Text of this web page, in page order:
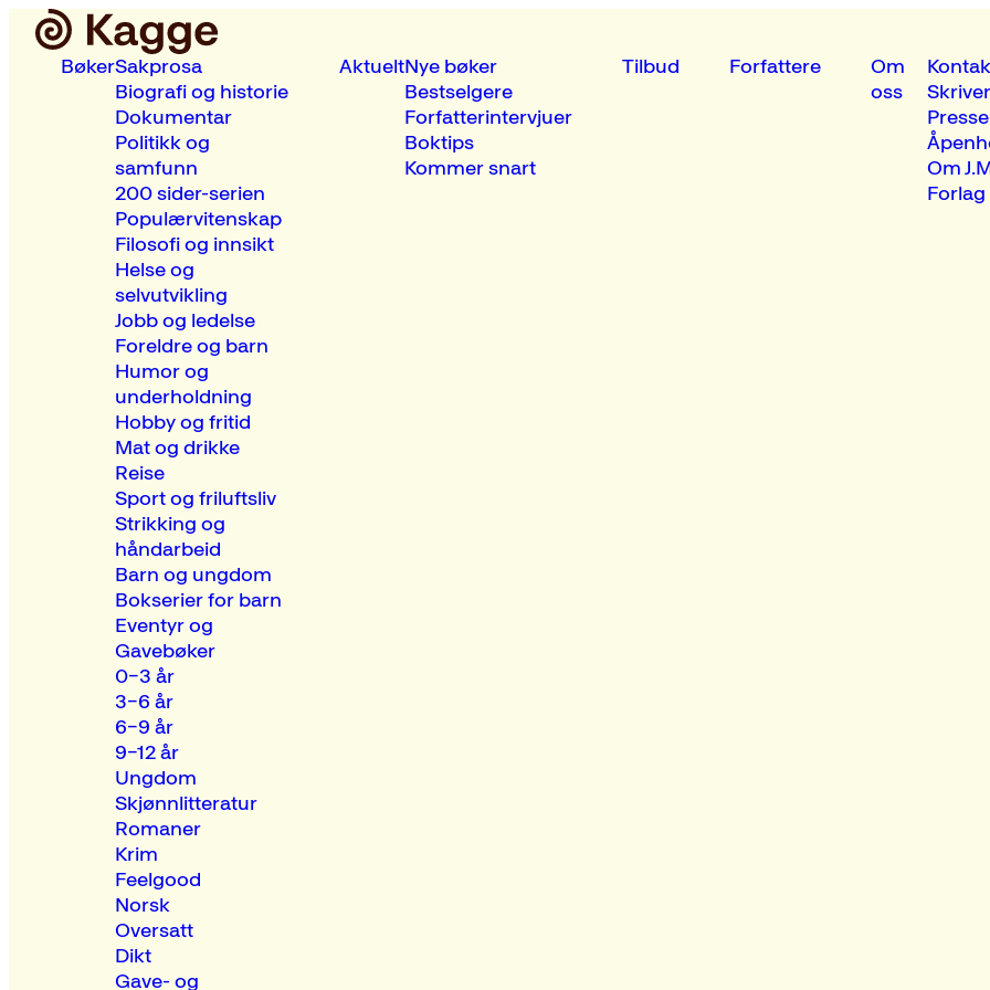
BøkerSakprosa
Biografi og historie
Dokumentar
Politikk og
samfunn
200 sider-serien
Populærvitenskap
Filosofi og innsikt
Helse og
selvutvikling
Jobb og ledelse
Foreldre og barn
Humor og
underholdning
Hobby og fritid
Mat og drikke
Reise
Sport og friluftsliv
Strikking og
håndarbeid
Barn og ungdom
Bokserier for barn
Eventyr og
Gavebøker
0–3 år
3–6 år
6–9 år
9–12 år
Ungdom
Skjønnlitteratur
Romaner
Krim
Feelgood
Norsk
Oversatt
Dikt
Gave- og
AktueltNye bøker
Bestselgere
Forfatterintervjuer
Boktips
Kommer snart
Tilbud Forfattere
Om
oss
Presse
Om
Forlag